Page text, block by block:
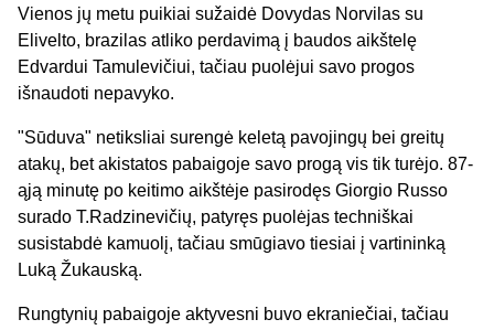
Vienos jų metu puikiai sužaidė Dovydas Norvilas su
Elivelto, brazilas atliko perdavimą į baudos aikštelę
Edvardui Tamulevičiui, tačiau puolėjui savo progos
išnaudoti nepavyko.
"Sūduva" netiksliai surengė keletą pavojingų bei greitų
atakų, bet akistatos pabaigoje savo progą vis tik turėjo. 87-
ąją minutę po keitimo aikštėje pasirodęs Giorgio Russo
surado T.Radzinevičių, patyręs puolėjas techniškai
susistabdė kamuolį, tačiau smūgiavo tiesiai į vartininką
Luką Žukauską.
Rungtynių pabaigoje aktyvesni buvo ekraniečiai, tačiau